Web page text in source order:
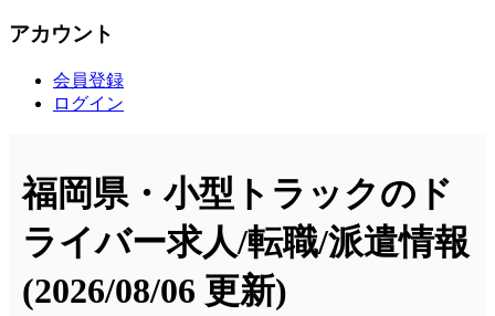
アカウント
会員登録
ログイン
福岡県・小型トラックのド
ライバー求人/転職/派遣情報
(2026/08/06 更新)